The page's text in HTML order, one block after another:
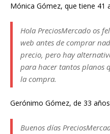
Mónica Gómez, que tiene 41
Hola PreciosMercado os
web antes de comprar
precio, pero hay
para hacer tantos planos
la compra.
Gerónimo Gómez, de 33
Buenos días